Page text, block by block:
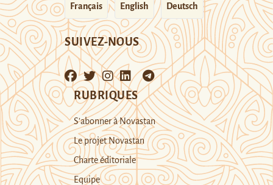
Français English Deutsch
SUIVEZ-NOUS
RUBRIQUES
S’abonner à Novastan
Le projet Novastan
Charte éditoriale
Equipe